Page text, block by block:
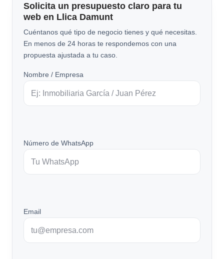
Solicita un presupuesto claro para tu
web en Llica Damunt
Cuéntanos qué tipo de negocio tienes y qué necesitas.
En menos de 24 horas te respondemos con una
propuesta ajustada a tu caso.
Nombre / Empresa
Número de WhatsApp
Email